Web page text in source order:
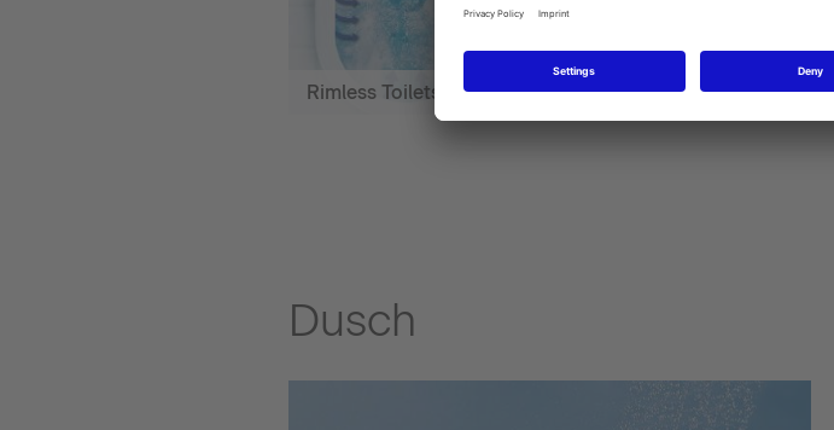
Rimless Toilets SensoWash WC-sits med hygiendusch
Dusch